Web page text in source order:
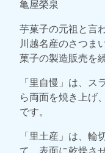
亀屋榮泉
芋菓子の元祖と言
川越名産のさつま
菓子の製造販売を
「里自慢」は、
ら両面を焼き上げ
です。
「里土産」は、
て、表面に乾燥さ